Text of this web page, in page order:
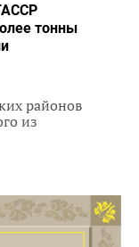
тонны
районов
из